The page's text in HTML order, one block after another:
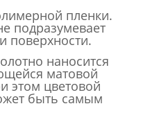
пленки.
подразумевает
поверхности.
наносится
матовой
этом цветовой
быть самым